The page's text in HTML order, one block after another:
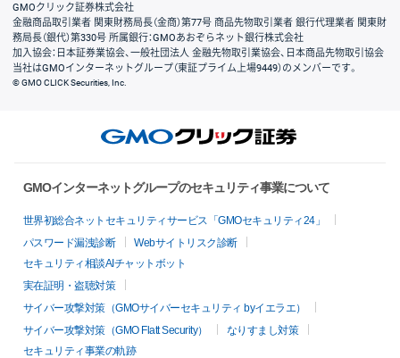
GMOクリック証券株式会社
金融商品取引業者 関東財務局長（金商）第77号 商品先物取引業者 銀行代理業者 関東財
務局長（銀代）第330号 所属銀行：GMOあおぞらネット銀行株式会社
加入協会：日本証券業協会、一般社団法人 金融先物取引業協会、日本商品先物取引協会
当社はGMOインターネットグループ（東証プライム上場9449）のメンバーです。
© GMO CLICK Securities, Inc.
GMOインターネットグループのセキュリティ事業について
世界初総合ネットセキュリティサービス「GMOセキュリティ24」
パスワード漏洩診断
Webサイトリスク診断
セキュリティ相談AIチャットボット
実在証明・盗聴対策
サイバー攻撃対策（GMOサイバーセキュリティ byイエラエ）
サイバー攻撃対策（GMO Flatt Security）
なりすまし対策
セキュリティ事業の軌跡